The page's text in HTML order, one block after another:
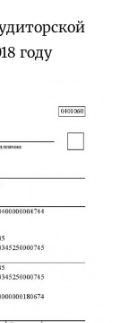
году